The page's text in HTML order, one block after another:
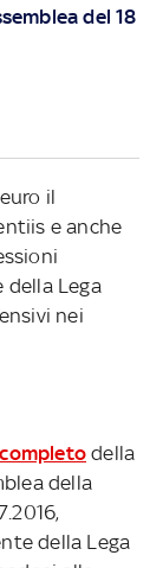
del 18
il
e anche
Lega
nei
della
della
della Lega